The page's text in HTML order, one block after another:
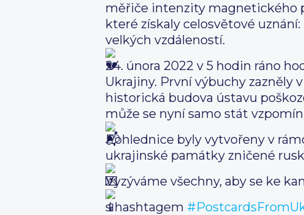
měřiče intenzity magnetického
které získaly celosvětové
velkých vzdáleností.
24. února 2022 v 5 hodin ráno
Ukrajiny. První výbuchy zazněly
historická budova ústavu
může se nyní samo stát
Pohlednice byly vytvořeny v
ukrajinské památky zničené
Vyzýváme všechny, aby se ke
s hashtagem